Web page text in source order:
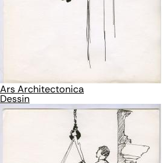
Ars Architectonica
Dessin